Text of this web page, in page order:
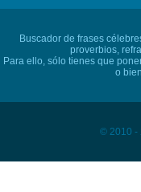
Buscador de frases
proverbios,
Para ello, sólo tienes que
o
© 2010 -